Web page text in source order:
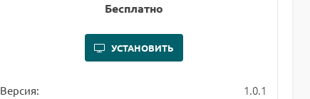
Бесплатно
УСТАНОВИТЬ
Версия: 1.0.1